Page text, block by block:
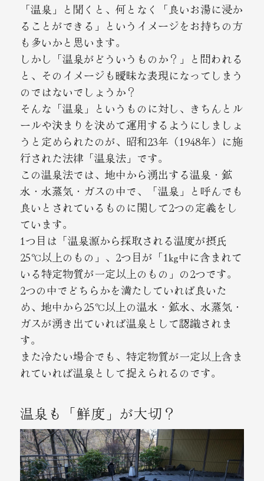
「温泉」と聞くと、何となく「良いお湯に浸か
ることができる」というイメージをお持ちの方
も多いかと思います。
しかし「温泉がどういうものか？」と問われる
と、そのイメージも曖昧な表現になってしまう
のではないでしょうか？
そんな「温泉」というものに対し、きちんとル
ールや決まりを決めて運用するようにしましょ
うと定められたのが、昭和23年（1948年）に施
行された法律「温泉法」です。
この温泉法では、地中から湧出する温泉・鉱
水・水蒸気・ガスの中で、「温泉」と呼んでも
良いとされているものに関して2つの定義をし
ています。
1つ目は「温泉源から採取される温度が摂氏
25℃以上のもの」、2つ目が「1kg中に含まれて
いる特定物質が一定以上のもの」の2つです。
2つの中でどちらかを満たしていれば良いた
め、地中から25℃以上の温水・鉱水、水蒸気・
ガスが湧き出ていれば温泉として認識されま
す。
また冷たい場合でも、特定物質が一定以上含ま
れていれば温泉として捉えられるのです。
温泉も「鮮度」が大切？